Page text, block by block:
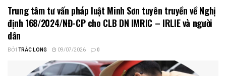
Trung tâm tư vấn pháp luật Minh Sơn tuyên truyền về Nghị
định 168/2024/NĐ-CP cho CLB DN IMRIC – IRLIE và người
dân
BỞI TRẮC LONG 09/07/2026 0